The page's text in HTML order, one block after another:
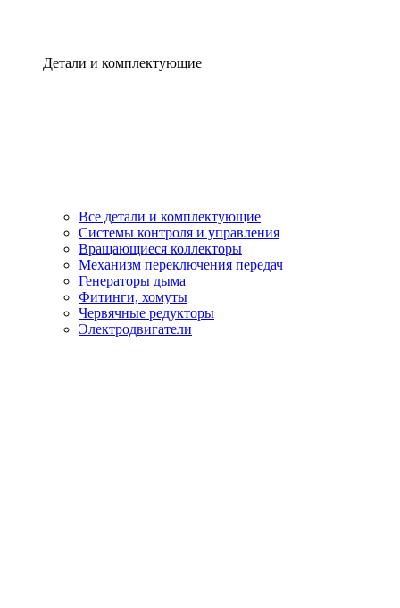
Детали и комплектующие
Все детали и комплектующие
Системы контроля и управления
Вращающиеся коллекторы
Механизм переключения передач
Генераторы дыма
Фитинги, хомуты
Червячные редукторы
Электродвигатели